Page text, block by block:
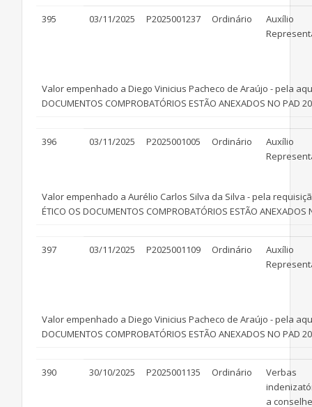
395 03/11/2025 P2025001237 Ordinário
Auxílio
Valor empenhado a Diego Vinicius Pacheco de Araújo - pela
DOCUMENTOS COMPROBATÓRIOS ESTÃO ANEXADOS NO
396 03/11/2025 P2025001005 Ordinário
Auxílio
Valor empenhado a Aurélio Carlos Silva da Silva - pela
ÉTICO OS DOCUMENTOS COMPROBATÓRIOS ESTÃO
397 03/11/2025 P2025001109 Ordinário
Auxílio
Valor empenhado a Diego Vinicius Pacheco de Araújo - pela
DOCUMENTOS COMPROBATÓRIOS ESTÃO ANEXADOS NO
390 30/10/2025 P2025001135 Ordinário
Verbas
a